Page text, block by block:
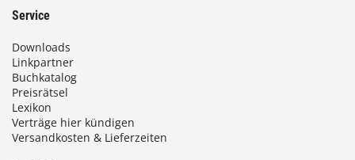
Service
Downloads
Linkpartner
Buchkatalog
Preisrätsel
Lexikon
Verträge hier kündigen
Versandkosten & Lieferzeiten